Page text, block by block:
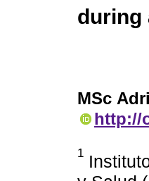
during
MSc
http://
1